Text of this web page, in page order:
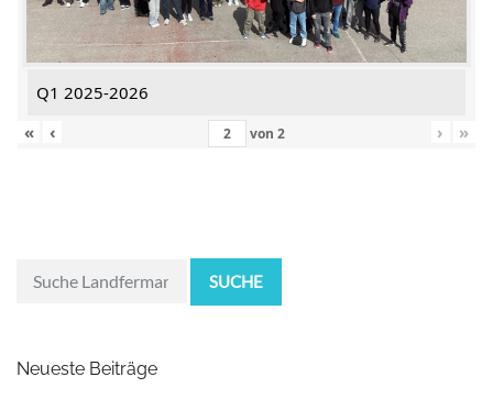
Q1 2025-2026
«
‹ von 2 › »
SUCHE
Neueste Beiträge